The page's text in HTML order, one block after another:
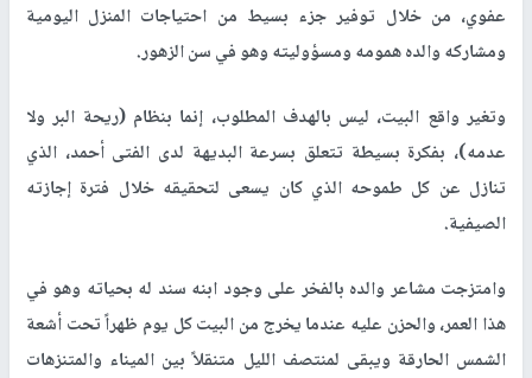
عفوي، من خلال توفير جزء بسيط من احتياجات المنزل اليومية
ومشاركه والده همومه ومسؤوليته وهو في سن الزهور.
وتغير واقع البيت، ليس بالهدف المطلوب، إنما بنظام (ريحة البر ولا
عدمه)، بفكرة بسيطة تتعلق بسرعة البديهة لدى الفتى أحمد، الذي
تنازل عن كل طموحه الذي كان يسعى لتحقيقه خلال فترة إجازته
الصيفية.
وامتزجت مشاعر والده بالفخر على وجود ابنه سند له بحياته وهو في
هذا العمر، والحزن عليه عندما يخرج من البيت كل يوم ظهراً تحت أشعة
الشمس الحارقة ويبقى لمنتصف الليل متنقلاً بين الميناء والمتنزهات